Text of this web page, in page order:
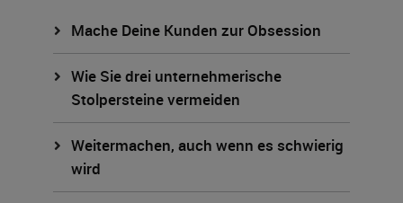
Mache Deine Kunden zur Obsession
Wie Sie drei unternehmerische
Stolpersteine vermeiden
Weitermachen, auch wenn es schwierig
wird